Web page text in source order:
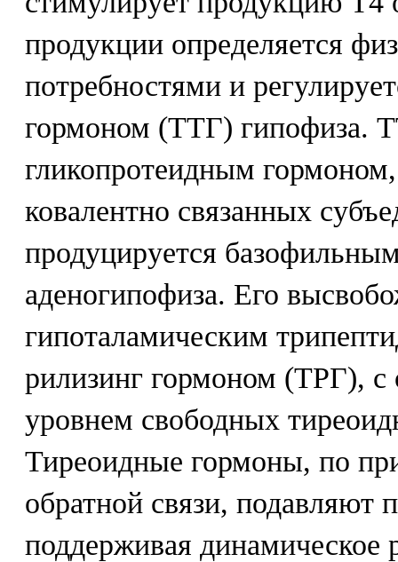
продукции определяется
потребностями и
гормоном (ТТГ) гипофиза.
гликопротеидным
ковалентно связанных
продуцируется
аденогипофиза. Его
гипоталамическим
рилизинг гормоном (ТРГ), с
уровнем свободных
Тиреоидные гормоны, по
обратной связи, подавляют
поддерживая динамическое